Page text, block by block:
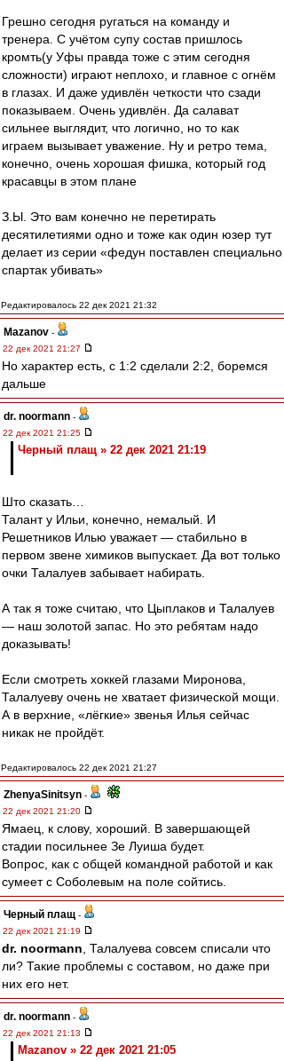
Грешно сегодня ругаться на команду и
тренера. С учётом супу состав пришлось
кромть(у Уфы правда тоже с этим сегодня
сложности) играют неплохо, и главное с огнём
в глазах. И даже удивлён четкости что сзади
показываем. Очень удивлён. Да салават
сильнее выглядит, что логично, но то как
играем вызывает уважение. Ну и ретро тема,
конечно, очень хорошая фишка, который год
красавцы в этом плане
З.Ы. Это вам конечно не перетирать
десятилетиями одно и тоже как один юзер тут
делает из серии «федун поставлен специально
спартак убивать»
Редактировалось 22 дек 2021 21:32
Mazanov -
22 дек 2021 21:27
Но характер есть, с 1:2 сделали 2:2, боремся
дальше
dr. noormann -
22 дек 2021 21:25
Черный плащ » 22 дек 2021 21:19
Што сказать…
Талант у Ильи, конечно, немалый. И
Решетников Илью уважает — стабильно в
первом звене химиков выпускает. Да вот только
очки Талалуев забывает набирать.
А так я тоже считаю, что Цыплаков и Талалуев
— наш золотой запас. Но это ребятам надо
доказывать!
Если смотреть хоккей глазами Миронова,
Талалуеву очень не хватает физической мощи.
А в верхние, «лёгкие» звенья Илья сейчас
никак не пройдёт.
Редактировалось 22 дек 2021 21:27
ZhenyaSinitsyn -
22 дек 2021 21:20
Ямаец, к слову, хороший. В завершающей
стадии посильнее Зе Луиша будет.
Вопрос, как с общей командной работой и как
сумеет с Соболевым на поле сойтись.
Черный плащ -
22 дек 2021 21:19
dr. noormann , Талалуева совсем списали что
ли? Такие проблемы с составом, но даже при
них его нет.
dr. noormann -
22 дек 2021 21:13
Mazanov » 22 дек 2021 21:05